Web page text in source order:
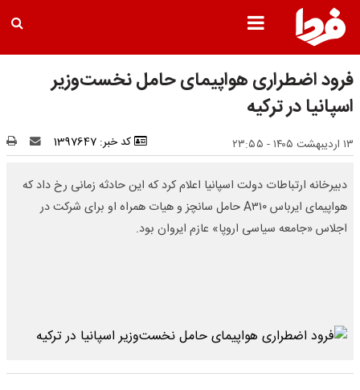
فرود اضطراری هواپیمای حامل نخست‌وزیر
اسپانیا در ترکیه
۱۳ اردیبهشت ۱۴۰۵ - ۲۳:۵۵ کد خبر: 1397647
دبیرخانه ارتباطات دولت اسپانیا اعلام کرد که این حادثه زمانی رخ داد که
هواپیمای ایرباس A۳۱۰ حامل سانچز و هیات همراه او برای شرکت در
اجلاس «جامعه سیاسی اروپا» عازم ایروان بود.